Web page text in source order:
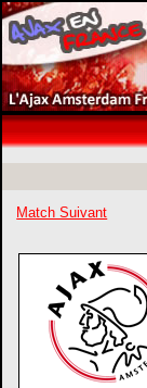
Match Suivant